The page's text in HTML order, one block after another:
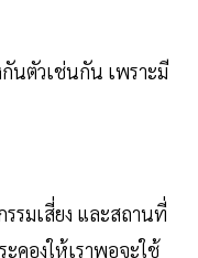
นตัวเช่นกัน เพราะมี
รรมเสี่ยง และสถานที่
คองให้เราพอจะใช้